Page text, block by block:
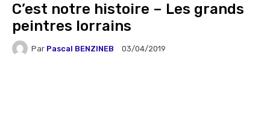
C’est notre histoire – Les grands
peintres lorrains
Par Pascal BENZINEB 03/04/2019